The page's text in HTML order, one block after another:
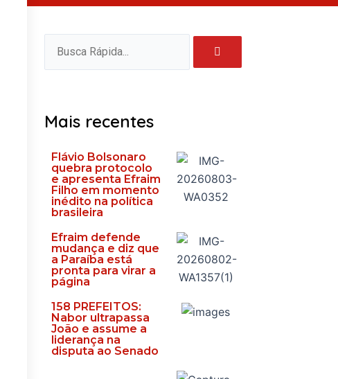
Pesquisar
Mais recentes
Flávio Bolsonaro
quebra protocolo
e apresenta Efraim
Filho em momento
inédito na política
brasileira
Efraim defende
mudança e diz que
a Paraíba está
pronta para virar a
página
158 PREFEITOS:
Nabor ultrapassa
João e assume a
liderança na
disputa ao Senado